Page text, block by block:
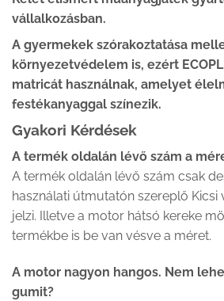
vállalkozásban.
A gyermekek szórakoztatása
környezetvédelem is, ezért
matricát használnak, amelyet
festékanyaggal színezik.
Gyakori Kérdések
A termék oldalán lévő szám a
A termék oldalán lévő szám csak
használati útmutatón szereplő Kicsi
jelzi. Illetve a motor hátsó kereke
termékbe is be van vésve a méret.
A motor nagyon hangos. Nem
gumit?